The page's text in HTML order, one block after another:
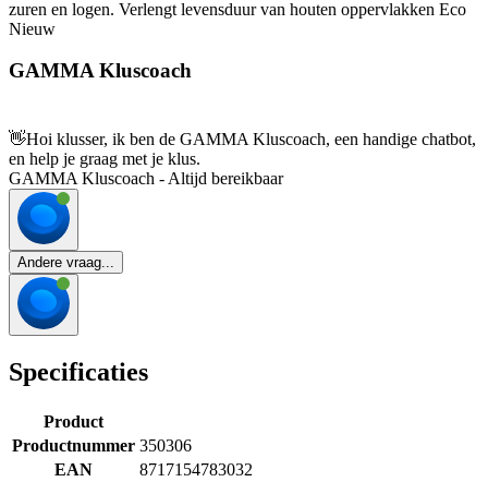
zuren en logen. Verlengt levensduur van houten oppervlakken Eco
Nieuw
GAMMA Kluscoach
👋Hoi klusser, ik ben de GAMMA Kluscoach, een handige chatbot,
en help je graag met je klus.
GAMMA Kluscoach - Altijd bereikbaar
Andere vraag...
Specificaties
Product
Productnummer 350306
EAN
8717154783032